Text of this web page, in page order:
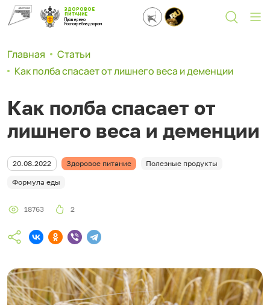
ЗДОРОВОЕ
ПИТАНИЕ
Проверено
Роспотребнадзором
Главная
Статьи
Как полба спасает от лишнего веса и деменции
Как полба спасает от
лишнего веса и деменции
20.08.2022 Здоровое питание Полезные продукты
Формула еды
18763 2